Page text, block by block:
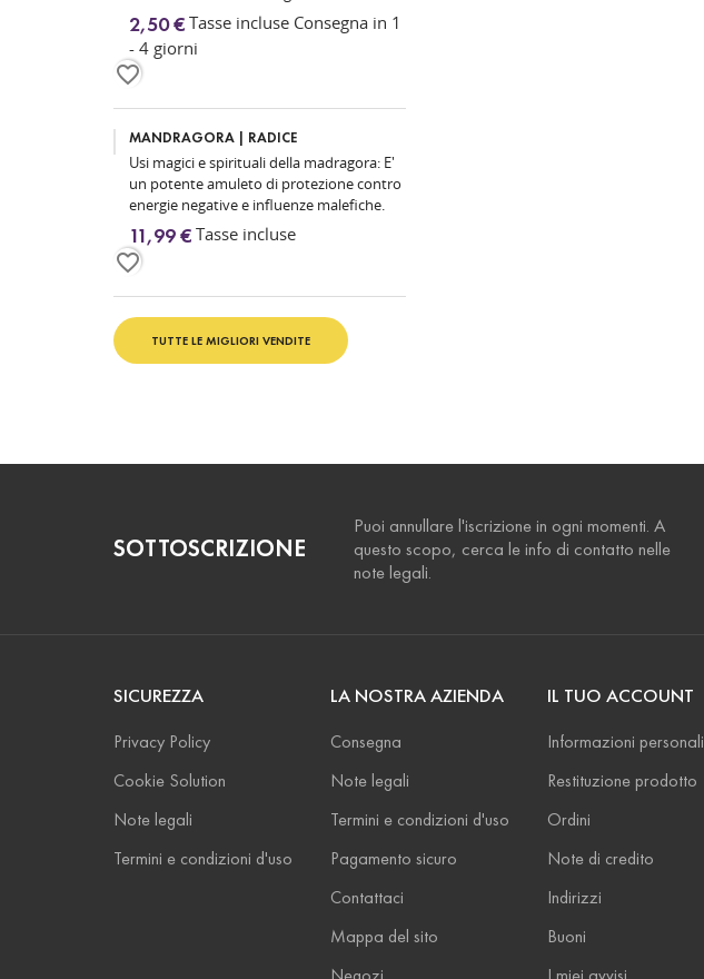
magica, poiché rappresentano la luce...
2,50 € Tasse incluse Consegna in 1
- 4 giorni
favorite_border
MANDRAGORA | RADICE
Usi magici e spirituali della madragora: E'
un potente amuleto di protezione contro
energie negative e influenze malefiche.
Nella magia...
11,99 € Tasse incluse
favorite_border
TUTTE LE MIGLIORI VENDITE
SOTTOSCRIZIONE
Puoi annullare l'iscrizione in ogni momenti. A
questo scopo, cerca le info di contatto nelle
note legali.
SICUREZZA
Privacy Policy
Cookie Solution
Note legali
Termini e condizioni d'uso
LA NOSTRA AZIENDA
Consegna
Note legali
Termini e condizioni d'uso
Pagamento sicuro
Contattaci
Mappa del sito
IL TUO ACCOUNT
Informazioni personali
Restituzione prodotto
Ordini
Note di credito
Indirizzi
Buoni